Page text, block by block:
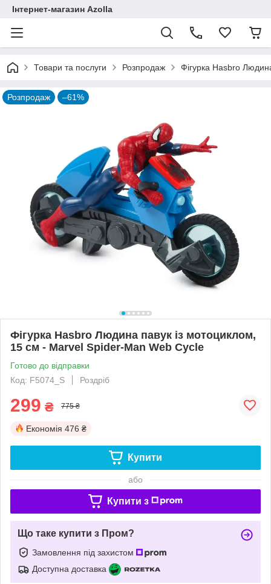
Інтернет-магазин Azolla
Товари та послуги Розпродаж Фігурка Hasbro
Розпродаж –61%
Фігурка Hasbro Людина павук із мотоциклом,
15 см - Marvel Spider-Man Web Cycle
Готово до відправки
Код: F5074_S
Роздріб
299 ₴ 775 ₴
Економія 476 ₴
Купити
або
Купити з
Що таке купити з Пром?
Замовлення під захистом
Доступна доставка